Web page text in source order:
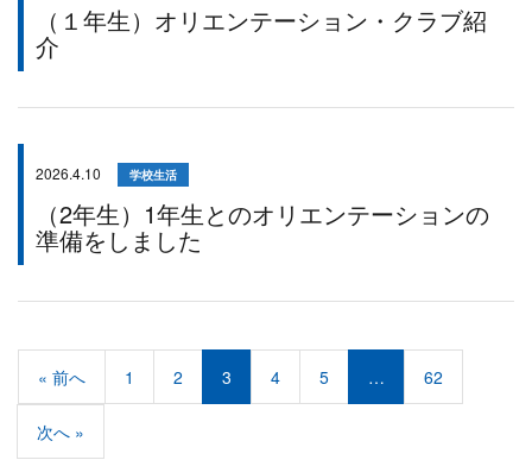
（１年生）オリエンテーション・クラブ紹
介
2026.4.10 学校生活
（2年生）1年生とのオリエンテーションの
準備をしました
« 前へ 1 2 3 4 5 … 62
次へ »